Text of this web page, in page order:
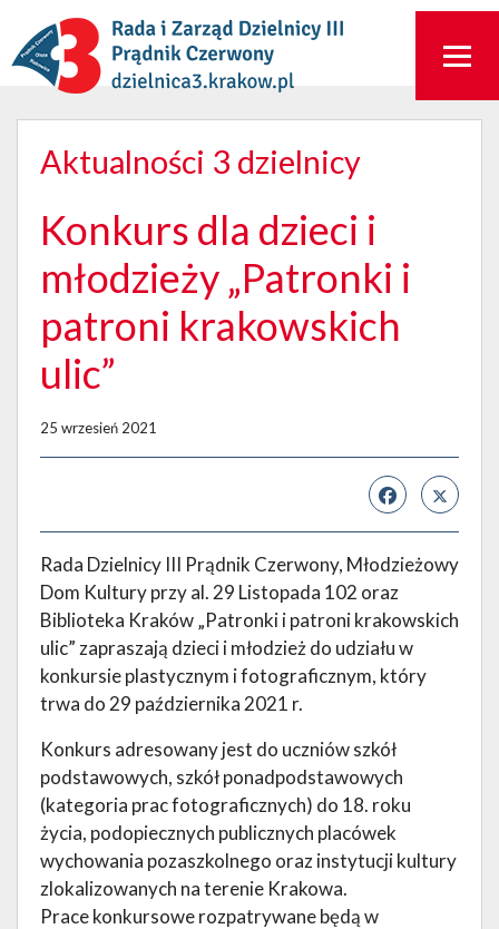
Aktualności 3 dzielnicy
Konkurs dla dzieci i
młodzieży „Patronki i
patroni krakowskich
ulic”
25 wrzesień 2021
Rada Dzielnicy III Prądnik Czerwony, Młodzieżowy
Dom Kultury przy al. 29 Listopada 102 oraz
Biblioteka Kraków „Patronki i patroni krakowskich
ulic” zapraszają dzieci i młodzież do udziału w
konkursie plastycznym i fotograficznym, który
trwa do 29 października 2021 r.
Konkurs adresowany jest do uczniów szkół
podstawowych, szkół ponadpodstawowych
(kategoria prac fotograficznych) do 18. roku
życia, podopiecznych publicznych placówek
wychowania pozaszkolnego oraz instytucji kultury
zlokalizowanych na terenie Krakowa.
Prace konkursowe rozpatrywane będą w